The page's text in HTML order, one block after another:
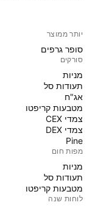
יותר ממוצר
סופר גרפים
סורקים
מניות‏
תעודות סל
אג"ח
מטבעות קריפטו
צמדי CEX
צמדי DEX
Pine
מפות חום
מניות‏
תעודות סל
מטבעות קריפטו
לוחות שנה